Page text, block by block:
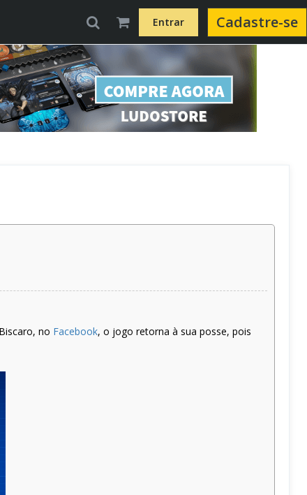
Entrar Cadastre-se
no Facebook, o jogo retorna à sua posse, pois